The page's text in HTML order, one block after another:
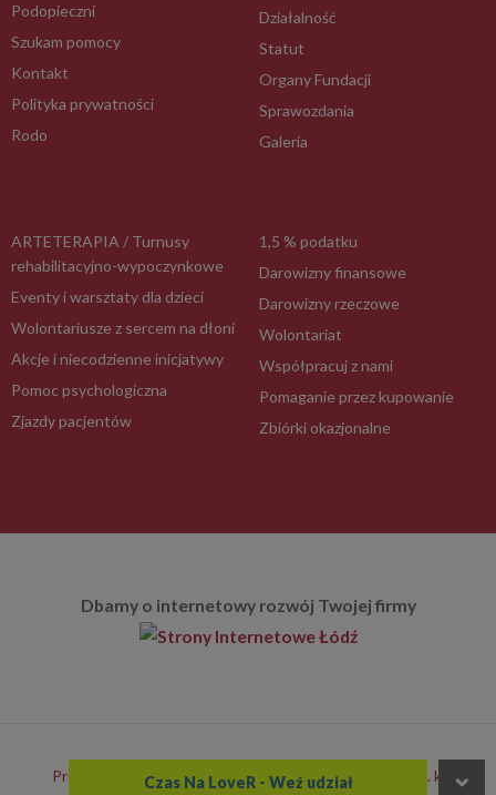
Podopieczni
Szukam pomocy
Kontakt
Polityka prywatności
Rodo
Działalność
Statut
Organy Fundacji
Sprawozdania
Galeria
ARTETERAPIA / Turnusy
rehabilitacyjno-wypoczynkowe
Eventy i warsztaty dla dzieci
Wolontariusze z sercem na dłoni
Akcje i niecodzienne inicjatywy
Pomoc psychologiczna
Zjazdy pacjentów
1,5 % podatku
Darowizny finansowe
Darowizny rzeczowe
Wolontariat
Współpracuj z nami
Pomaganie przez kupowanie
Zbiórki okazjonalne
Dbamy o internetowy rozwój Twojej firmy
Czas Na LoveR - Weź udział
Program e-pity Copyright 2020-2021 e-file sp. z o.o. sp. k.